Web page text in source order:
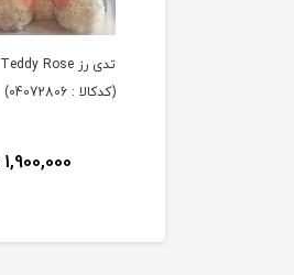
تدی رز Teddy Rose
(کدکالا : 04072806)
1,900,000